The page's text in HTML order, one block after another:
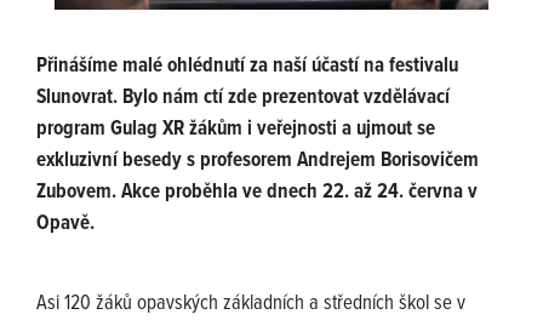
Přinášíme malé ohlédnutí za naší účastí na festivalu
Slunovrat. Bylo nám ctí zde prezentovat vzdělávací
program Gulag XR žákům i veřejnosti a ujmout se
exkluzivní besedy s profesorem Andrejem Borisovičem
Zubovem. Akce proběhla ve dnech 22. až 24. června v
Opavě.
Asi 120 žáků opavských základních a středních škol se v